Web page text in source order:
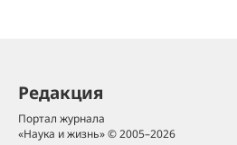
Редакция
Портал журнала
«Наука и жизнь» © 2005–2026